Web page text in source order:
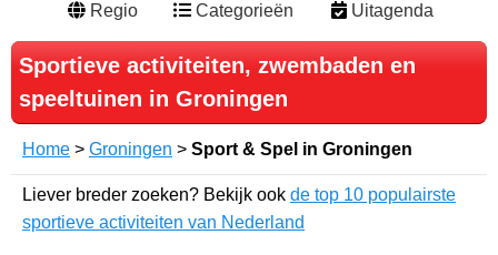
Regio Categorieën Uitagenda
Sportieve activiteiten, zwembaden en
speeltuinen in Groningen
Home > Groningen > Sport & Spel in Groningen
Liever breder zoeken? Bekijk ook de top 10 populairste
sportieve activiteiten van Nederland